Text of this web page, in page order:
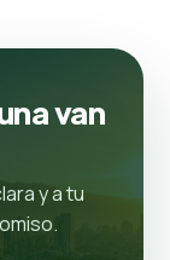
van
y a tu